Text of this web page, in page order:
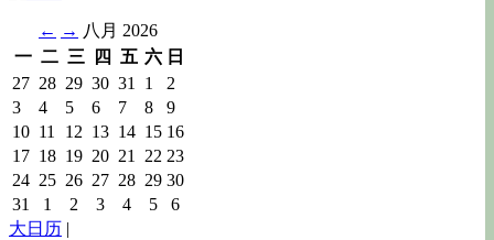
← → 八月 2026
一 二 三 四 五 六 日
27 28 29 30 31 1
2
3
4 5 6 7 8
9
10 11 12 13 14 15 16
17 18 19 20 21 22 23
24 25 26 27 28 29 30
31
1 2 3 4 5
6
大日历 |